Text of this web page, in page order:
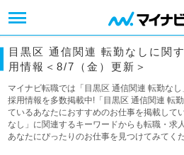
目黒区 通信関連 転勤なしに関
用情報＜8/7（金）更新＞
マイナビ転職では「目黒区 通信関連 転勤な
採用情報を多数掲載中!「目黒区 通信関連 転
ているあなたにおすすめのお仕事を掲載して
なし」に関連するキーワードからも転職・求
あなたにぴったりのお仕事を見つけてみてく